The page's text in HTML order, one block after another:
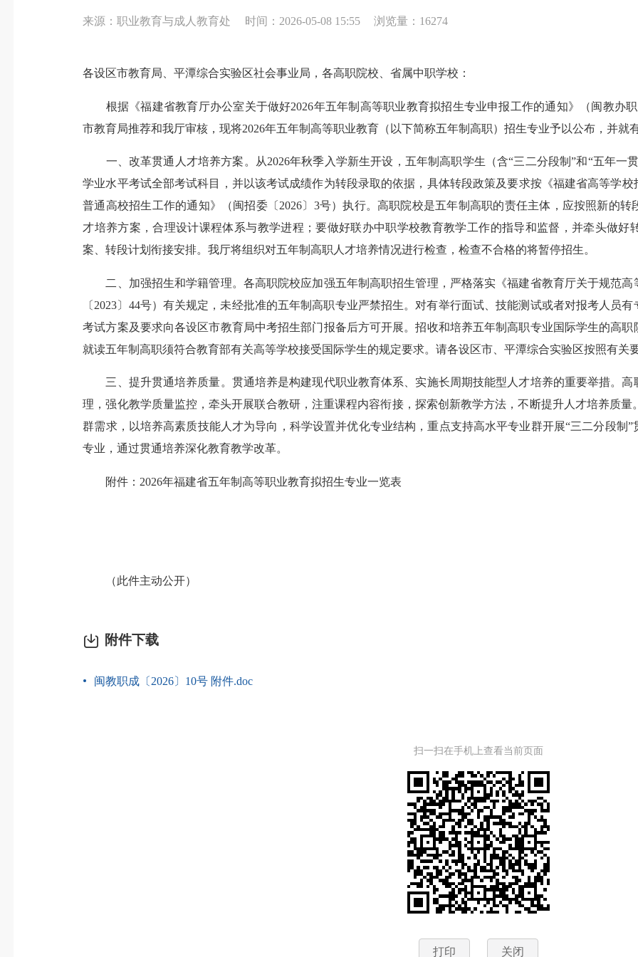
来源：职业教育与成人教育处 时间：2026-05-08 15:55 浏览量：16274
各设区市教育局、平潭综合实验区社会事业局，各高职院校、省属中职学校：
根据《福建省教育厅办公室关于做好2026年五年制高等职业教育拟招生专业申报工作的通知》（闽教办
市教育局推荐和我厅审核，现将2026年五年制高等职业教育（以下简称五年制高职）招生专业予以公布，并就
一、改革贯通人才培养方案。从2026年秋季入学新生开设，五年制高职学生（含“三二分段制”和“五年一
学业水平考试全部考试科目，并以该考试成绩作为转段录取的依据，具体转段政策及要求按《福建省高等学
普通高校招生工作的通知》（闽招委〔2026〕3号）执行。高职院校是五年制高职的责任主体，应按照新的
才培养方案，合理设计课程体系与教学进程；要做好联办中职学校教育教学工作的指导和监督，并牵头做好
案、转段计划衔接安排。我厅将组织对五年制高职人才培养情况进行检查，检查不合格的将暂停招生。
二、加强招生和学籍管理。各高职院校应加强五年制高职招生管理，严格落实《福建省教育厅关于规范高
〔2023〕44号）有关规定，未经批准的五年制高职专业严禁招生。对有举行面试、技能测试或者对报考人员
考试方案及要求向各设区市教育局中考招生部门报备后方可开展。招收和培养五年制高职专业国际学生的高
就读五年制高职须符合教育部有关高等学校接受国际学生的规定要求。请各设区市、平潭综合实验区按照有关
三、提升贯通培养质量。贯通培养是构建现代职业教育体系、实施长周期技能型人才培养的重要举措。高
理，强化教学质量监控，牵头开展联合教研，注重课程内容衔接，探索创新教学方法，不断提升人才培养质量
群需求，以培养高素质技能人才为导向，科学设置并优化专业结构，重点支持高水平专业群开展“三二分段制
专业，通过贯通培养深化教育教学改革。
附件：2026年福建省五年制高等职业教育拟招生专业一览表
（此件主动公开）
附件下载
闽教职成〔2026〕10号 附件.doc
扫一扫在手机上查看当前页面
打印 关闭